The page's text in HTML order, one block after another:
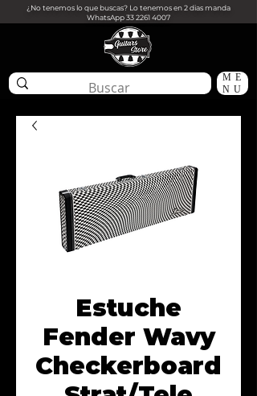
¿No tenemos lo que buscas? Lo tenemos en 2 dias manda
WhatsApp33 2261 4007
ME
NU
Estuche
Fender Wavy
Checkerboard